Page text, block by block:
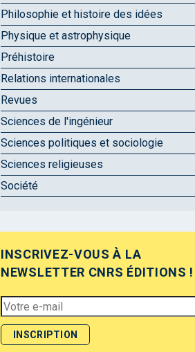
Philosophie et histoire des idées
Physique et astrophysique
Préhistoire
Relations internationales
Revues
Sciences de l'ingénieur
Sciences politiques et sociologie
Sciences religieuses
Société
INSCRIVEZ-VOUS À LA
NEWSLETTER CNRS ÉDITIONS !